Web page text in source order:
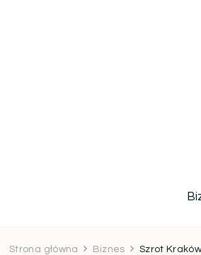
Strona główna Biznes Szrot